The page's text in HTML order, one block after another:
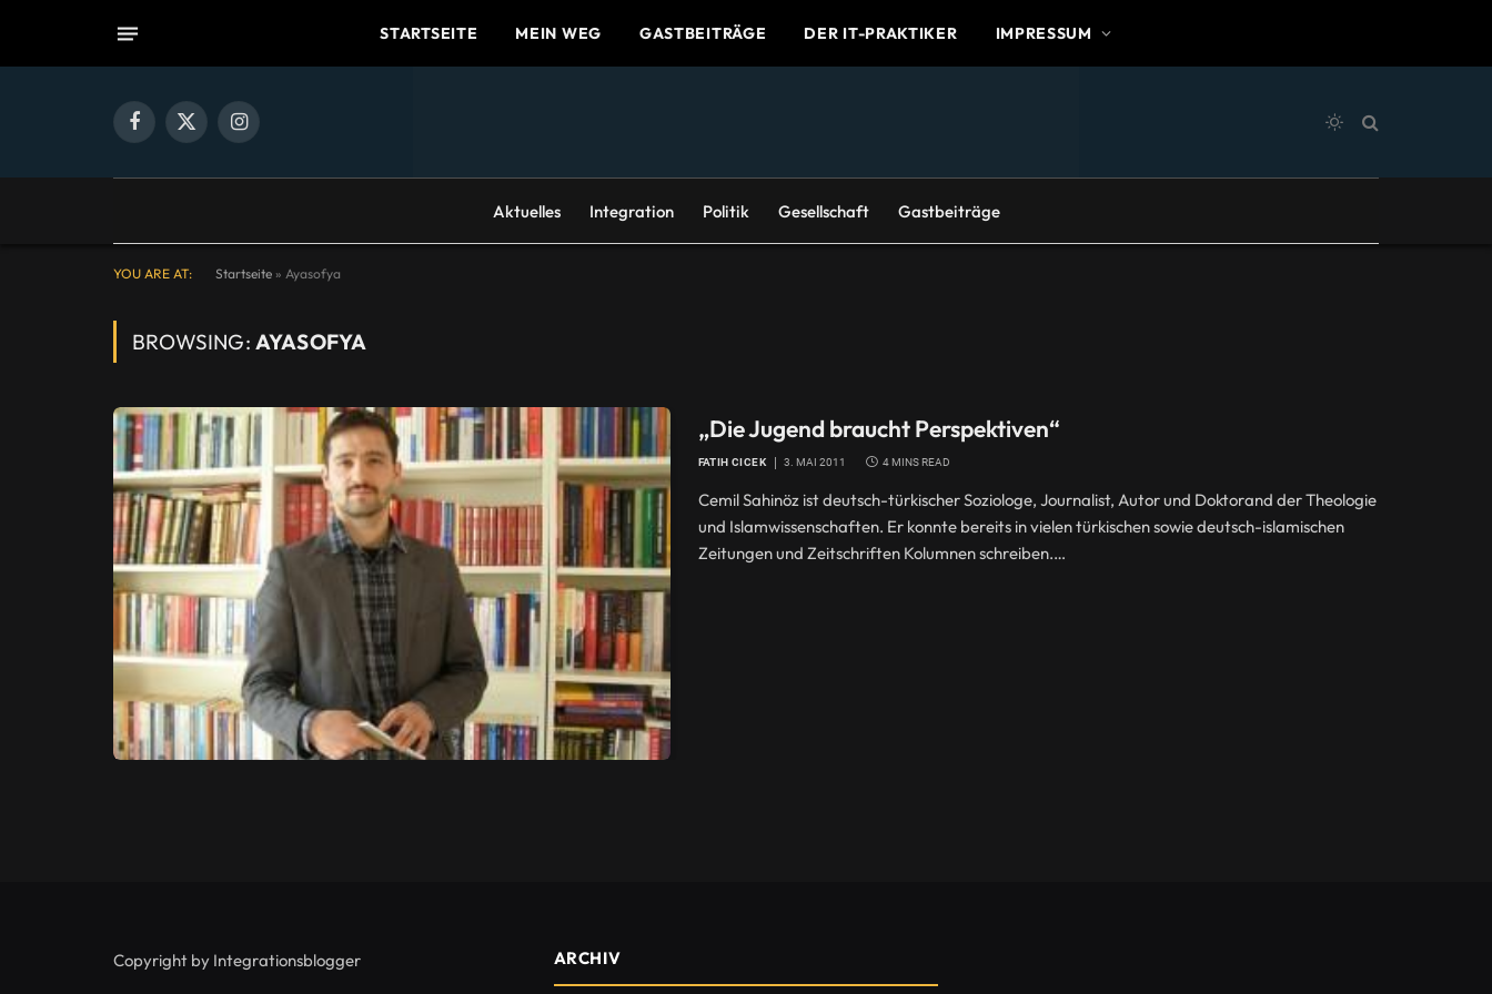
STARTSEITE MEIN WEG GASTBEITRÄGE DER IT-PRAKTIKER IMPRESSUM
Facebook
X
Instagram
Aktuelles Integration Politik Gesellschaft Gastbeiträge
YOU ARE AT: Startseite » Ayasofya
BROWSING: AYASOFYA
„Die Jugend braucht Perspektiven“
FATIH CICEK 3. MAI 2011 4 MINS READ
Cemil Sahinöz ist deutsch-türkischer Soziologe, Journalist, Autor und Doktorand der Theologie
und Islamwissenschaften. Er konnte bereits in vielen türkischen sowie deutsch-islamischen
Zeitungen und Zeitschriften Kolumnen schreiben.…
Copyright by Integrationsblogger ARCHIV